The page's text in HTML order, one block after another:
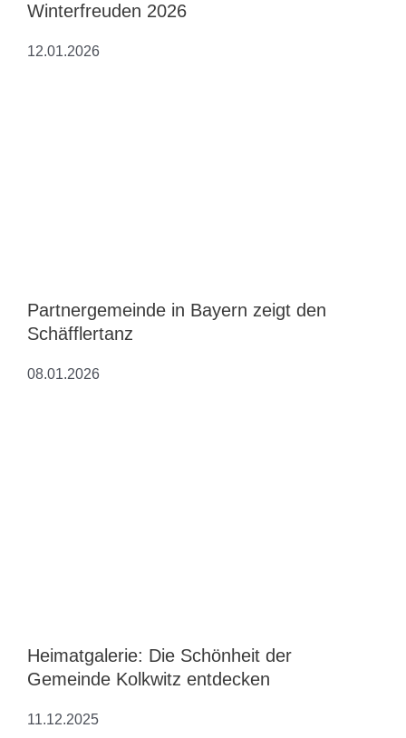
Winterfreuden 2026
12.01.2026
Partnergemeinde in Bayern zeigt den
Schäfflertanz
08.01.2026
Heimatgalerie: Die Schönheit der
Gemeinde Kolkwitz entdecken
11.12.2025